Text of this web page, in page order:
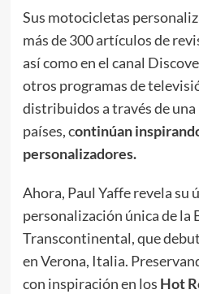
Sus motocicletas
más de 300 artículos de
así como en el canal
otros programas de
distribuidos a través de una
países, continúan
personalizadores.
Ahora, Paul Yaffe revela su
personalización única de la
Transcontinental, que
en Verona, Italia.
con inspiración en los Hot